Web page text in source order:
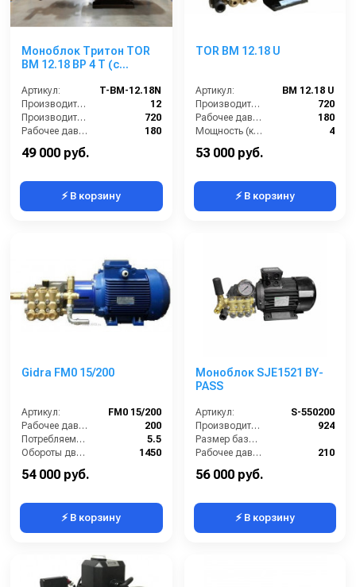
Моноблок Тритон TOR
ВМ 12.18 ВР 4 Т (с
аварийным
регулятором давления
SVL17 170 бар, без
электрики)
Артикул:
T-BM-12.18N
Производительность (л/мин):
12
Производительность (л/ч):
720
Рабочее давление (бар):
180
Мощность (кВт):
49 000 руб.
⚡ В корзину
TOR BM 12.18 U
Артикул:
BM 12.18 U
Производительность (л/ч):
720
Рабочее давление (бар):
180
Мощность (кВт):
4
Электропитание (В):
53 000 руб.
⚡ В корзину
Gidra FM0 15/200
Артикул:
FM0 15/200
Рабочее давление (бар):
200
Потребляемая мощность (кВт):
5.5
Обороты двигателя (об/мин):
1450
54 000 руб.
⚡ В корзину
Моноблок SJE1521 BY-
PASS
Артикул:
S-550200
Производительность (л/ч):
924
Размер базовой станции (ДхШхВ):
Рабочее давление (бар):
210
56 000 руб.
⚡ В корзину